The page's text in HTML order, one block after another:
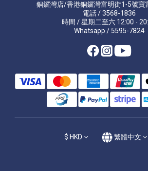
銅鑼灣店/香港銅鑼灣富明街1-5號寶
電話 / 3568-1836
時間 / 星期二至六 12:00 -
Whatsapp / 5595-7824
$ HKD 繁體中文